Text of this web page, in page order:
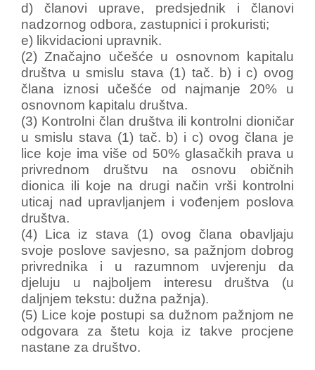
d) članovi uprave, predsjednik i članovi
nadzornog odbora, zastupnici i prokuristi;
e) likvidacioni upravnik.
(2) Značajno učešće u osnovnom kapitalu
društva u smislu stava (1) tač. b) i c) ovog
člana iznosi učešće od najmanje 20% u
osnovnom kapitalu društva.
(3) Kontrolni član društva ili kontrolni dioničar
u smislu stava (1) tač. b) i c) ovog člana je
lice koje ima više od 50% glasačkih prava u
privrednom društvu na osnovu običnih
dionica ili koje na drugi način vrši kontrolni
uticaj nad upravljanjem i vođenjem poslova
društva.
(4) Lica iz stava (1) ovog člana obavljaju
svoje poslove savjesno, sa pažnjom dobrog
privrednika i u razumnom uvjerenju da
djeluju u najboljem interesu društva (u
daljnjem tekstu: dužna pažnja).
(5) Lice koje postupi sa dužnom pažnjom ne
odgovara za štetu koja iz takve procjene
nastane za društvo.